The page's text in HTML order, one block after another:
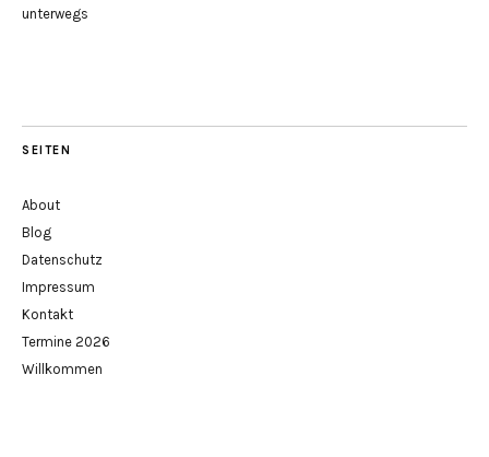
unterwegs
SEITEN
About
Blog
Datenschutz
Impressum
Kontakt
Termine 2026
Willkommen